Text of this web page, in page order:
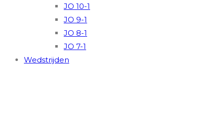
JO 10-1
JO 9-1
JO 8-1
JO 7-1
Wedstrijden